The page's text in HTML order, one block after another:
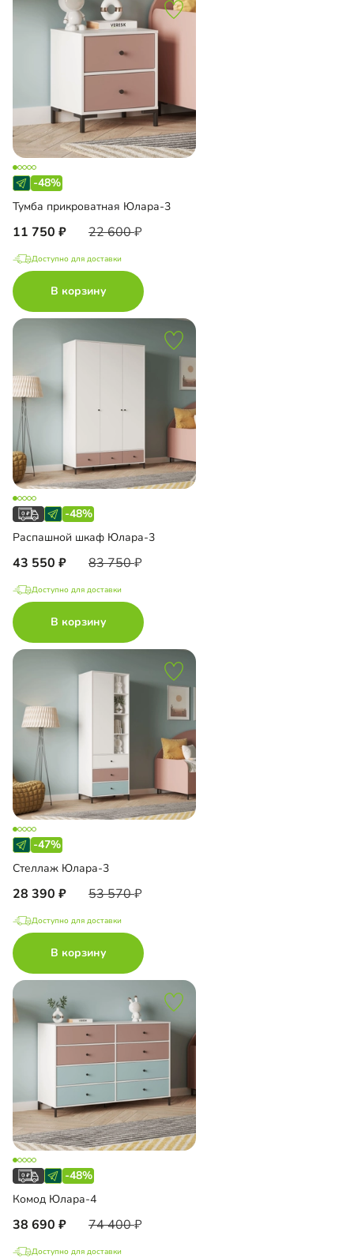
-48%
Тумба прикроватная Юлара-3
11 750 22 600
Доступно для доставки
В корзину
-48%
Распашной шкаф Юлара-3
43 550 83 750
Доступно для доставки
В корзину
-47%
Стеллаж Юлара-3
28 390 53 570
Доступно для доставки
В корзину
-48%
Комод Юлара-4
38 690 74 400
Доступно для доставки